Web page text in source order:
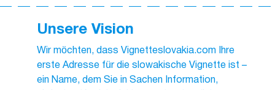
Unsere Vision
Wir möchten, dass Vignetteslovakia.com Ihre
erste Adresse für die slowakische Vignette ist –
ein Name, dem Sie in Sachen Information,